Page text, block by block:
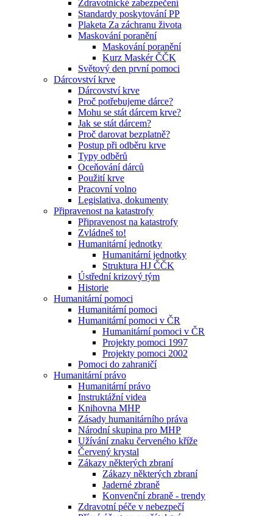
Zdravotnické zabezpečení
Standardy poskytování PP
Plaketa Za záchranu života
Maskování poranění
Maskování poranění
Kurz Maskér ČČK
Světový den první pomoci
Dárcovství krve
Dárcovství krve
Proč potřebujeme dárce?
Mohu se stát dárcem krve?
Jak se stát dárcem?
Proč darovat bezplatně?
Postup při odběru krve
Typy odběrů
Oceňování dárců
Použití krve
Pracovní volno
Legislativa, dokumenty
Připravenost na katastrofy
Připravenost na katastrofy
Zvládneš to!
Humanitární jednotky
Humanitární jednotky
Struktura HJ ČČK
Ústřední krizový tým
Historie
Humanitární pomoci
Humanitární pomoci
Humanitární pomoci v ČR
Humanitární pomoci v ČR
Projekty pomoci 1997
Projekty pomoci 2002
Pomoci do zahraničí
Humanitární právo
Humanitární právo
Instruktážní videa
Knihovna MHP
Zásady humanitárního práva
Národní skupina pro MHP
Užívání znaku červeného kříže
Červený krystal
Zákazy některých zbraní
Zákazy některých zbraní
Jaderné zbraně
Konvenční zbraně - trendy
Zdravotní péče v nebezpečí